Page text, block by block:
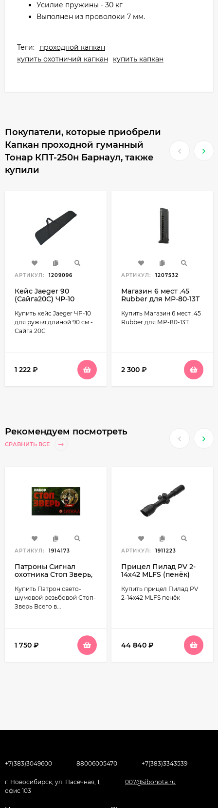
Усилие пружины - 30 кг
Выполнен из проволоки 7 мм.
Теги:
проходной капкан
купить охотничий капкан
купить капкан
Покупатели, которые приобрели
Капкан проходной гуманный
Тонар КПТ-250н Барнаул, также
купили
АРТИКУЛ: 1209096
Кейс Jaeger 90
(Сайга20С) ЧР-10
Купить кейс Jaeger ЧР-10
для ружья длиной 90 см -
Сайга 20С
1 222 ₽
АРТИКУЛ: 1207532
Магазин 6 мест .45
Rubber для МР-80-13Т
Купить Магазин 6 мест .45
Rubber для МР-80-13Т
2 300 ₽
Рекомендуем посмотреть
СРАВНИТЬ ВСЕ
АРТИКУЛ: 1914173
Патроны Сигнал
охотника Стоп Зверь,
Купить Патрон свето-
шумовой резьбовой Стоп-
Зверь Всего в...
1 750 ₽
АРТИКУЛ: 1911223
Прицел Пилад PV 2-
14x42 MLFS (пенёк)
Купить прицел Пилад PV
2-14x42 MLFS пенёк
44 840 ₽
+7(383)3049600 88006005470 +7(383)3343539
г. Новосибирск, ул. Пасечная, 1,
офис 103
007@sibohota.ru